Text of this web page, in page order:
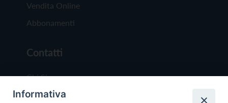
Vendita Online
Abbonamenti
Contatti
Chi Siamo
Redazione
Informativa